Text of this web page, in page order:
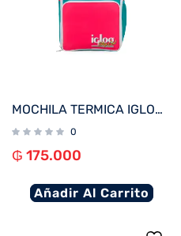
MOCHILA TERMICA IGLOO 12 LATAS RETRO JADE 63073
0
₲ 175.000
Añadir Al Carrito